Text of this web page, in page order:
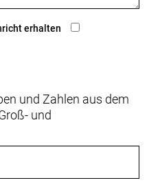
erhalten
und Zahlen aus dem
und